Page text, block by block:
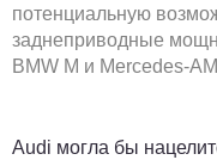
потенциальную
заднеприводные
BMW M и Mercedes-
Audi могла бы